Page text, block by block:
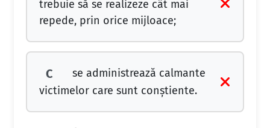
trebuie să se realizeze cât mai
repede, prin orice mijloace;
C
se administrează calmante
victimelor care sunt conștiente.